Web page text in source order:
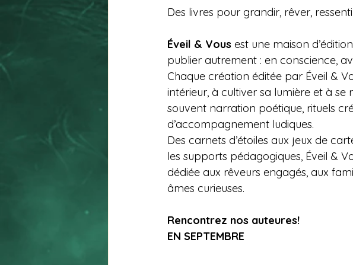
Des livres pour grandir, rêver,
Éveil & Vous est une maison
publier autrement : en conscience,
Chaque création éditée par Éveil &
intérieur, à cultiver sa lumière et à se
souvent narration poétique, rituels
d’accompagnement ludiques.
Des carnets d’étoiles aux jeux de
les supports pédagogiques, Éveil &
dédiée aux rêveurs engagés, aux
âmes curieuses.
Rencontrez nos auteures!
EN SEPTEMBRE